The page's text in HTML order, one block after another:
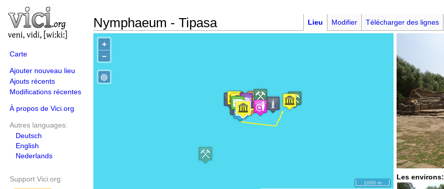
Carte
Ajouter nouveau lieu
Ajouts récents
Modifications récentes
À propos de Vici.org
Autres languages:
Deutsch
English
Nederlands
Support Vici.org:
Nymphaeum - Tipasa Lieu Modifier Télécharger des lignes
+
−
◎
1000 m
Les environs: